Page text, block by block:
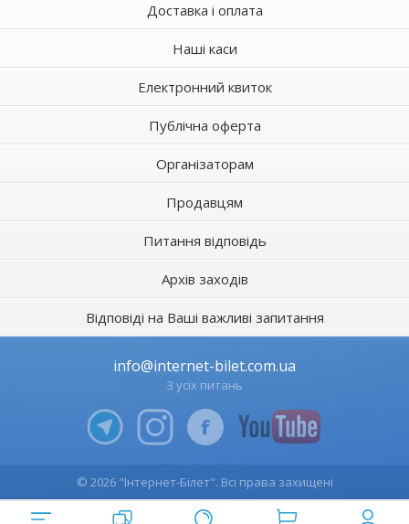
Доставка і оплата
Наші каси
Електронний квиток
Публічна оферта
Організаторам
Продавцям
Питання відповідь
Архів заходів
Відповіді на Ваші важливі запитання
info@internet-bilet.com.ua
З усіх питань
© 2026 "Інтернет-Білет". Всі права захищені